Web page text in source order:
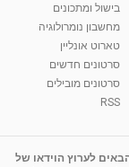
05:37
בישול ומתכונים
מחשבון נומרולוגיה
טארוט אונליין
סרטונים חדשים
סרטונים מובילים
RSS
לערוץ הוידאו של